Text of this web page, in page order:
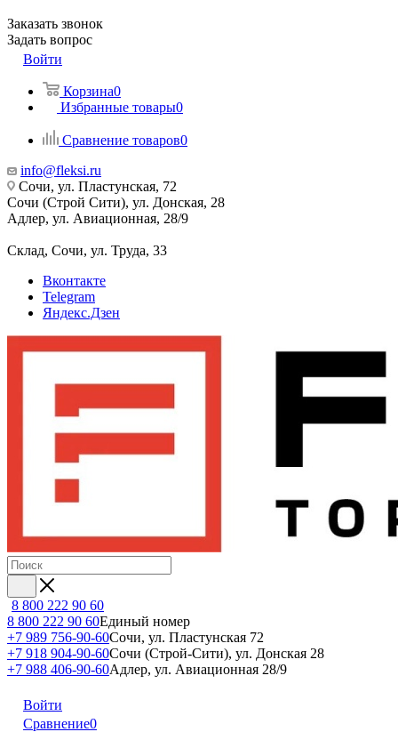
Заказать звонок
Задать вопрос
Войти
Корзина0
Избранные товары0
Сравнение товаров0
info@fleksi.ru
Сочи, ул. Пластунская, 72
Сочи (Строй Сити), ул. Донская, 28
Адлер, ул. Авиационная, 28/9
Склад, Сочи, ул. Труда, 33
Вконтакте
Telegram
Яндекс.Дзен
8 800 222 90 60
8 800 222 90 60Единый номер
+7 989 756-90-60Сочи, ул. Пластунская 72
+7 918 904-90-60Сочи (Строй-Сити), ул. Донская 28
+7 988 406-90-60Адлер, ул. Авиационная 28/9
Войти
Сравнение0